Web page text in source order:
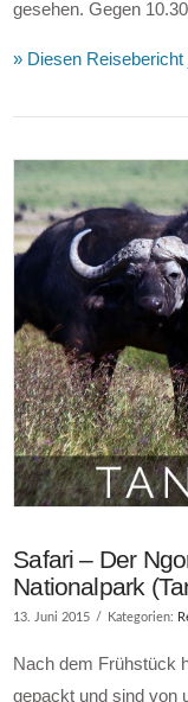
gesehen. Gegen
» Diesen Reisebericht
Safari – Der
Nationalpark
13. Juni 2015 Kategorien:
Nach dem Frühstück
gepackt und sind von